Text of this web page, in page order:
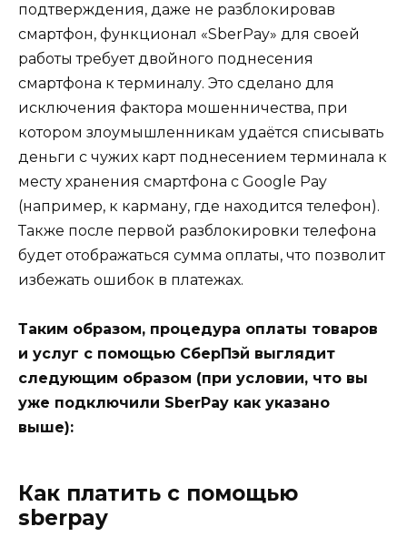
подтверждения, даже не разблокировав
смартфон, функционал «SberPay» для своей
работы требует двойного поднесения
смартфона к терминалу. Это сделано для
исключения фактора мошенничества, при
котором злоумышленникам удаётся списывать
деньги с чужих карт поднесением терминала к
месту хранения смартфона с Google Pay
(например, к карману, где находится телефон).
Также после первой разблокировки телефона
будет отображаться сумма оплаты, что позволит
избежать ошибок в платежах.
Таким образом, процедура оплаты товаров
и услуг с помощью СберПэй выглядит
следующим образом (при условии, что вы
уже подключили SberPay как указано
выше):
Как платить с помощью
sberpay